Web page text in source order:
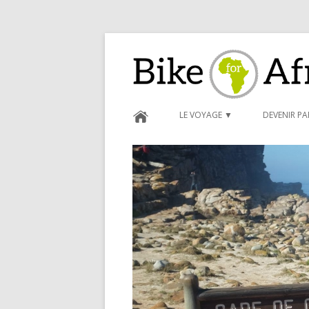
Bike for Africa
LE VOYAGE ▼
BLOG ►
DEVENIR
CARNET